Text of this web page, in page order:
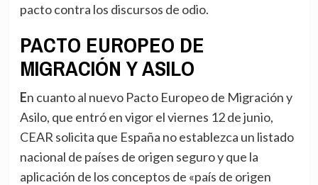
pacto contra los discursos de odio.
PACTO EUROPEO DE
MIGRACIÓN Y ASILO
En cuanto al nuevo Pacto Europeo de Migración y
Asilo, que entró en vigor el viernes 12 de junio,
CEAR solicita que España no establezca un listado
nacional de países de origen seguro y que la
aplicación de los conceptos de «país de origen